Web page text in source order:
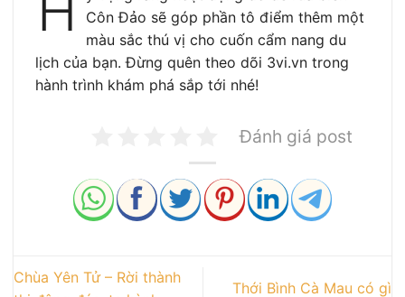
Côn Đảo sẽ góp phần tô điểm thêm một
màu sắc thú vị cho cuốn cẩm nang du
lịch của bạn. Đừng quên theo dõi 3vi.vn trong
hành trình khám phá sắp tới nhé!
Đánh giá post
Chùa Yên Tử – Rời thành
Thới Bình Cà Mau có gì